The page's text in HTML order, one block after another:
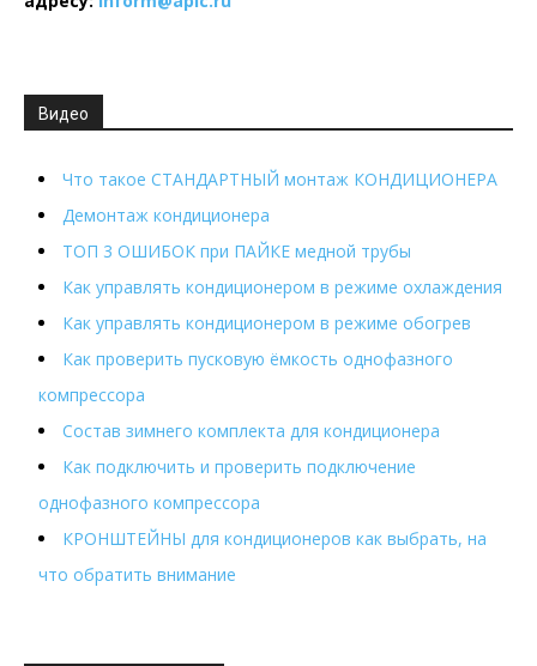
Видео
Что такое СТАНДАРТНЫЙ монтаж КОНДИЦИОНЕРА
Демонтаж кондиционера
ТОП 3 ОШИБОК при ПАЙКЕ медной трубы
Как управлять кондиционером в режиме охлаждения
Как управлять кондиционером в режиме обогрев
Как проверить пусковую ёмкость однофазного
компрессора
Состав зимнего комплекта для кондиционера
Как подключить и проверить подключение
однофазного компрессора
КРОНШТЕЙНЫ для кондиционеров как выбрать, на
что обратить внимание